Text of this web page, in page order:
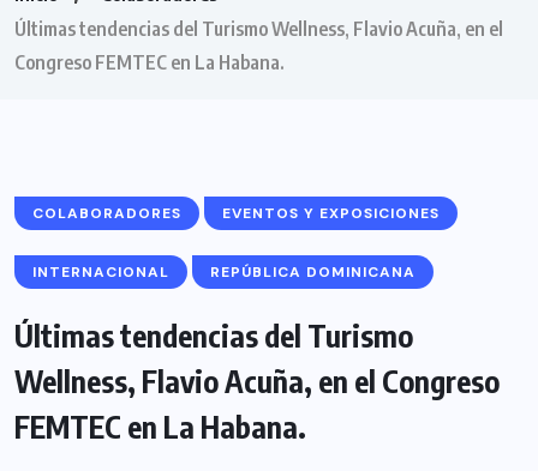
Últimas tendencias del Turismo Wellness, Flavio Acuña, en el
Congreso FEMTEC en La Habana.
COLABORADORES EVENTOS Y EXPOSICIONES
INTERNACIONAL REPÚBLICA DOMINICANA
Últimas tendencias del Turismo
Wellness, Flavio Acuña, en el Congreso
FEMTEC en La Habana.